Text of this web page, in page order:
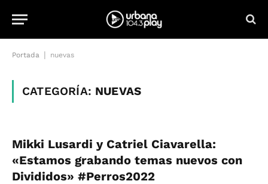
Portada nuevas
CATEGORÍA: NUEVAS
Mikki Lusardi y Catriel Ciavarella:
«Estamos grabando temas nuevos con
Divididos» #Perros2022